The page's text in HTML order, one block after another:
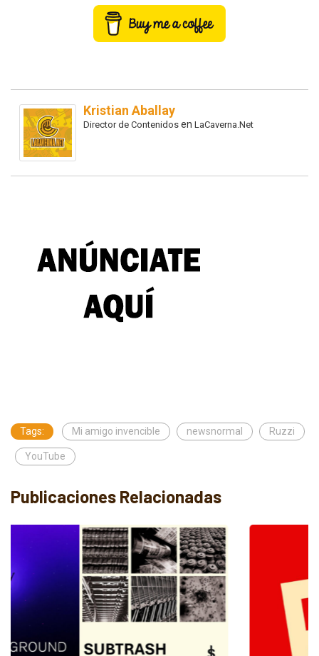
Kristian Aballay
Director de Contenidos en LaCaverna.Net
Tags: Mi amigo invencible newsnormal Ruzzi
YouTube
Publicaciones Relacionadas